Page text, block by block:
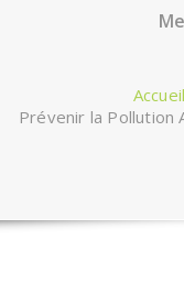
Accueil
Prévenir la Pollution